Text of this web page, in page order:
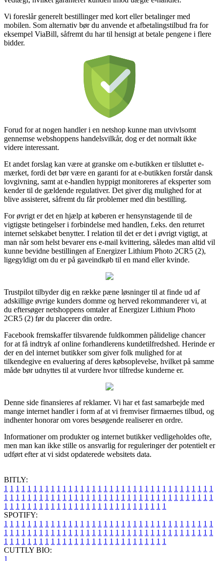
Vi foreslår generelt bestillinger med kort eller betalinger med
mobilen. Som alternativ bør du anvende et afbetalingstilbud fra for
eksempel ViaBill, såfremt du har til hensigt at betale pengene i flere
bidder.
Forud for at nogen handler i en netshop kunne man utvivlsomt
gennemse webshoppens handelsvilkår, dog er det normalt ikke
videre interessant.
Et andet forslag kan være at granske om e-butikken er tilsluttet e-
mærket, fordi det bør være en garanti for at e-butikken forstår dansk
lovgivning, samt at e-handlen hyppigt monitoreres af eksperter som
kender til de gældende regulativer. Det giver dig mulighed for at
blive assisteret, såfremt du får problemer med din bestilling.
For øvrigt er det en hjælp at køberen er hensynstagende til de
vigtigste betingelser i forbindelse med handlen, f.eks. den returret
internet selskabet benytter. I relation til det er det i øvrigt vigtigt, at
man når som helst bevarer ens e-mail kvittering, således man altid vil
kunne bevidne bestillingen af Energizer Lithium Photo 2CR5 (2),
ligegyldigt om du er på gaveindkøb til en mand eller kvinde.
Trustpilot tilbyder dig en række pæne løsninger til at finde ud af
adskillige øvrige kunders domme og herved rekommanderer vi, at
du eftersøger netshoppens omtaler af Energizer Lithium Photo
2CR5 (2) før du placerer din ordre.
Facebook fremskaffer tilsvarende fuldkommen pålidelige chancer
for at få indtryk af online forhandlerens kundetilfredshed. Herinde er
der en del internet butikker som giver folk mulighed for at
tilkendegive en evaluering af deres købsoplevelse, hvilket på samme
måde bør udnyttes til at vurdere hvor tilfredse kunderne er.
Denne side finansieres af reklamer. Vi har et fast samarbejde med
mange internet handler i form af at vi fremviser firmaernes tilbud, og
indhenter honorar om vores besøgende realiserer en ordre.
Informationer om produkter og internet butikker vedligeholdes ofte,
men man kan ikke stille os ansvarlig for reguleringer der potentielt er
udført efter at vi sidst opdaterede websitets data.
BITLY:
1 1 1 1 1 1 1 1 1 1 1 1 1 1 1 1 1 1 1 1 1 1 1 1 1 1 1 1 1 1 1 1 1 1 1 1
1 1 1 1 1 1 1 1 1 1 1 1 1 1 1 1 1 1 1 1 1 1 1 1 1 1 1 1 1 1 1 1 1 1 1 1
1 1 1 1 1 1 1 1 1 1 1 1 1 1 1 1 1 1 1 1 1 1 1 1 1 1 1 1
SPOTIFY:
1 1 1 1 1 1 1 1 1 1 1 1 1 1 1 1 1 1 1 1 1 1 1 1 1 1 1 1 1 1 1 1 1 1 1 1
1 1 1 1 1 1 1 1 1 1 1 1 1 1 1 1 1 1 1 1 1 1 1 1 1 1 1 1 1 1 1 1 1 1 1 1
1 1 1 1 1 1 1 1 1 1 1 1 1 1 1 1 1 1 1 1 1 1 1 1 1 1 1 1
CUTTLY BIO:
1